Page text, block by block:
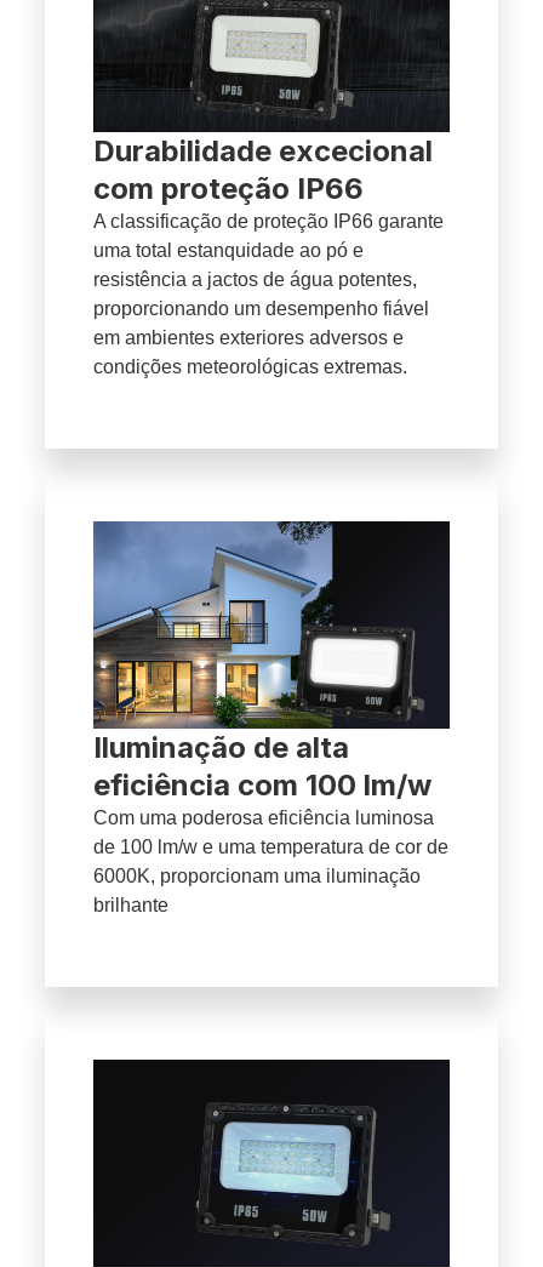
Durabilidade excecional
com proteção IP66
A classificação de proteção IP66 garante
uma total estanquidade ao pó e
resistência a jactos de água potentes,
proporcionando um desempenho fiável
em ambientes exteriores adversos e
condições meteorológicas extremas.
Iluminação de alta
eficiência com 100 lm/w
Com uma poderosa eficiência luminosa
de 100 lm/w e uma temperatura de cor de
6000K, proporcionam uma iluminação
brilhante